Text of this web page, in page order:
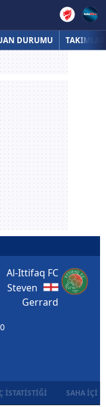
DURUMU TAKIMLAR
Al-Ittifaq FC
Steven
Gerrard
İSTATISTIĞI SAHA İÇI